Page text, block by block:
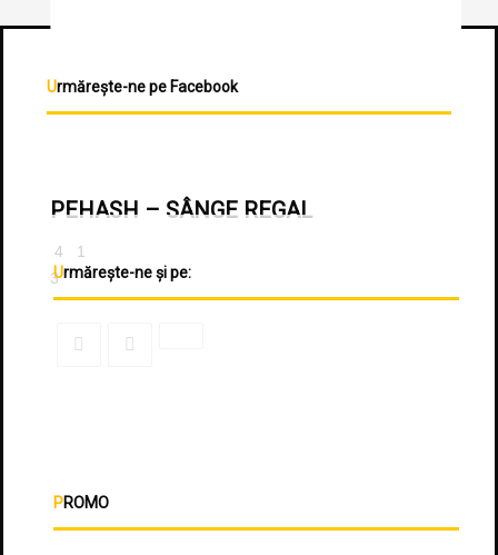
PEHASH – SÂNGE REGAL
4
1
3
Urmărește-ne pe Facebook
Urmărește-ne și pe:
PROMO